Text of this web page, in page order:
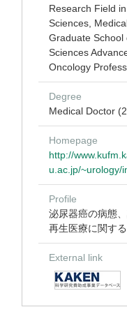
Research Field
Sciences,
Graduate School
Sciences
Oncology
Degree
Medical Doctor
Homepage
http://
u.ac.jp/~urology/
Profile
泌尿器癌の病態
再生医療に関す
External link